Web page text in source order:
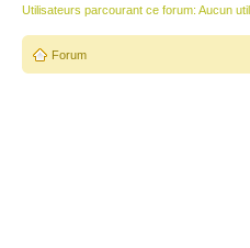
Utilisateurs parcourant ce forum: Aucun
Forum